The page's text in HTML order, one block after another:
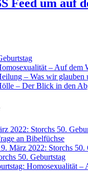
Feed um auf
– Auf dem
– Was wir glauben
– Der Blick in den
2022: Storchs 50.
an Bibelfüchse
März 2022: Storchs 50.
50. Geburtstag
Homosexualität